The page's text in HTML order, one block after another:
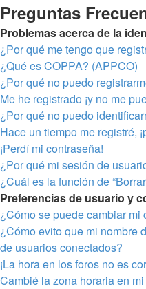
Preguntas
Problemas acerca de la
¿Por qué me tengo que
¿Qué es COPPA? (APPCO)
¿Por qué no puedo
Me he registrado ¡y no me
¿Por qué no puedo
Hace un tiempo me registré,
¡Perdí mi contraseña!
¿Por qué mi sesión de
¿Cuál es la función de
Preferencias de usuario y
¿Cómo se puede cambiar mi
¿Cómo evito que mi nombre
de usuarios conectados?
¡La hora en los foros no es
Cambié la zona horaria en